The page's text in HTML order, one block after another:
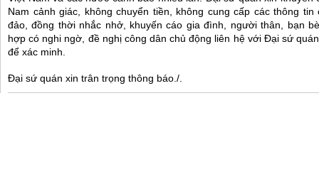
Nam cảnh giác, không chuyển tiền, không cung cấp các thông
đảo, đồng thời nhắc nhở, khuyến cáo gia đình, người thân, bạn
hợp có nghi ngờ, đề nghị công dân chủ động liên hệ với Đại sứ
để xác minh.
Đại sứ quán xin trân trọng thông báo./.